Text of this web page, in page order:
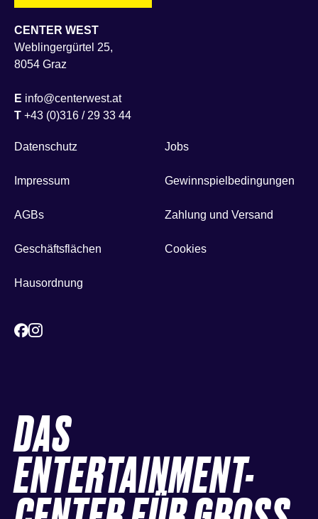
CENTER WEST
Weblingergürtel 25,
8054 Graz
E info@centerwest.at
T +43 (0)316 / 29 33 44
Datenschutz
Impressum
AGBs
Geschäftsflächen
Hausordnung
Jobs
Gewinnspielbedingungen
Zahlung und Versand
Cookies
DAS
ENTERTAINMENT-